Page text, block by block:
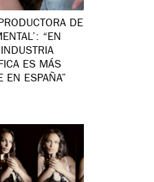
DE
“EN
ES MÁS
EN ESPAÑA”